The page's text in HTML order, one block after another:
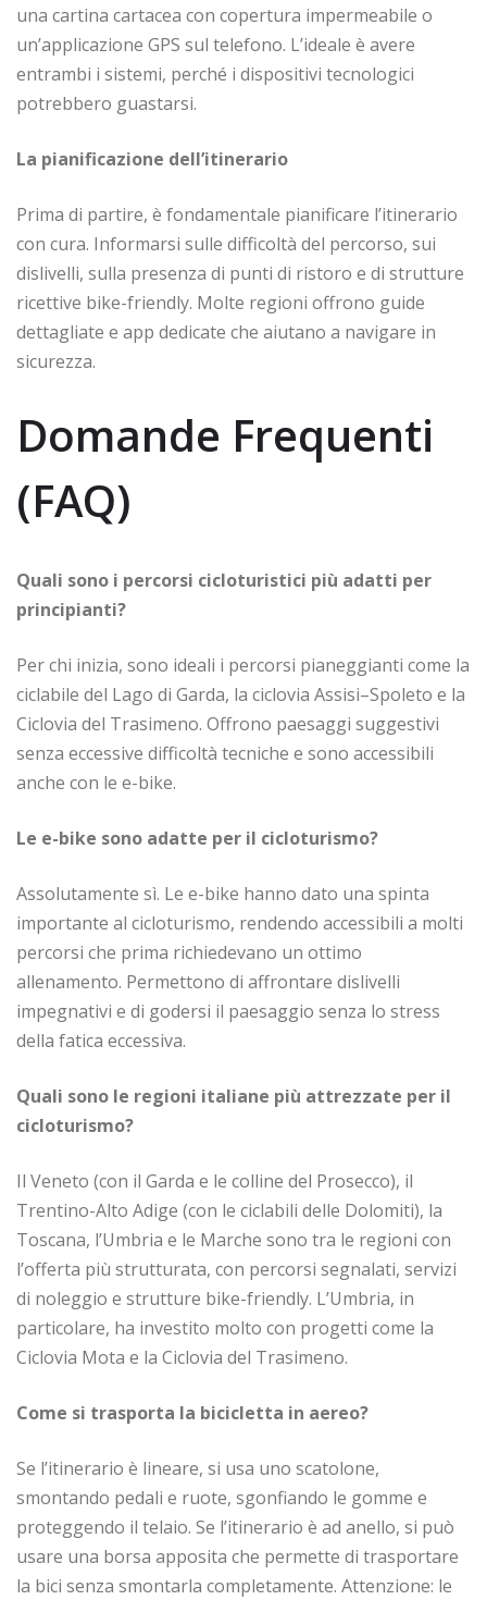
una cartina cartacea con copertura impermeabile o
un’applicazione GPS sul telefono. L’ideale è avere
entrambi i sistemi, perché i dispositivi tecnologici
potrebbero guastarsi.
La pianificazione dell’itinerario
Prima di partire, è fondamentale pianificare l’itinerario
con cura. Informarsi sulle difficoltà del percorso, sui
dislivelli, sulla presenza di punti di ristoro e di strutture
ricettive bike-friendly. Molte regioni offrono guide
dettagliate e app dedicate che aiutano a navigare in
sicurezza.
Domande Frequenti
(FAQ)
Quali sono i percorsi cicloturistici più adatti per
principianti?
Per chi inizia, sono ideali i percorsi pianeggianti come la
ciclabile del Lago di Garda, la ciclovia Assisi–Spoleto e la
Ciclovia del Trasimeno. Offrono paesaggi suggestivi
senza eccessive difficoltà tecniche e sono accessibili
anche con le e-bike.
Le e-bike sono adatte per il cicloturismo?
Assolutamente sì. Le e-bike hanno dato una spinta
importante al cicloturismo, rendendo accessibili a molti
percorsi che prima richiedevano un ottimo
allenamento. Permettono di affrontare dislivelli
impegnativi e di godersi il paesaggio senza lo stress
della fatica eccessiva.
Quali sono le regioni italiane più attrezzate per il
cicloturismo?
Il Veneto (con il Garda e le colline del Prosecco), il
Trentino-Alto Adige (con le ciclabili delle Dolomiti), la
Toscana, l’Umbria e le Marche sono tra le regioni con
l’offerta più strutturata, con percorsi segnalati, servizi
di noleggio e strutture bike-friendly. L’Umbria, in
particolare, ha investito molto con progetti come la
Ciclovia Mota e la Ciclovia del Trasimeno.
Come si trasporta la bicicletta in aereo?
Se l’itinerario è lineare, si usa uno scatolone,
smontando pedali e ruote, sgonfiando le gomme e
proteggendo il telaio. Se l’itinerario è ad anello, si può
usare una borsa apposita che permette di trasportare
la bici senza smontarla completamente. Attenzione: le